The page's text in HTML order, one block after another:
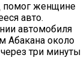
помог женщине
авто.
автомобиля
Абакана около
три минуты